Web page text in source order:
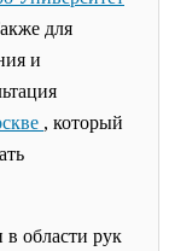
для
и
, который
области рук